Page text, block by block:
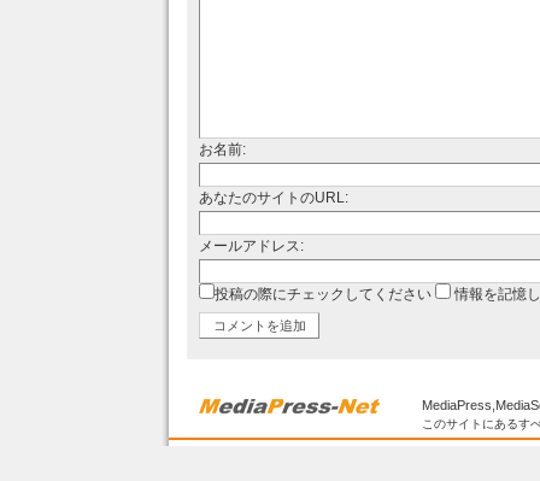
お名前:
あなたのサイトのURL:
メールアドレス:
投稿の際にチェックしてください 情報を記憶
このサイトにあるす